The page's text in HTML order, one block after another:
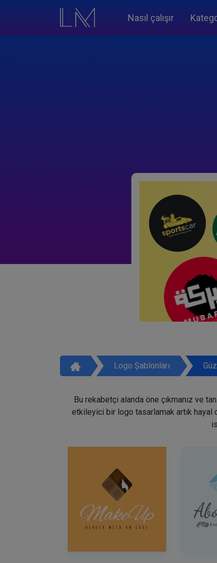
Nasıl çalışır
Logo Şablonları
Bu rekabetçi alanda öne çıkmanız ve
etkileyici bir logo tasarlamak artık hayal